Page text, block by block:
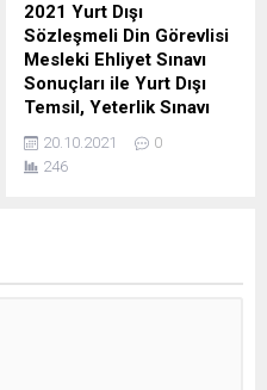
2021 Yurt Dışı
Sözleşmeli Din Görevlisi
Mesleki Ehliyet Sınavı
Sonuçları ile Yurt Dışı
Temsil, Yeterlik Sınavı
Yer ve Tarihleri
20.10.2021
0
246